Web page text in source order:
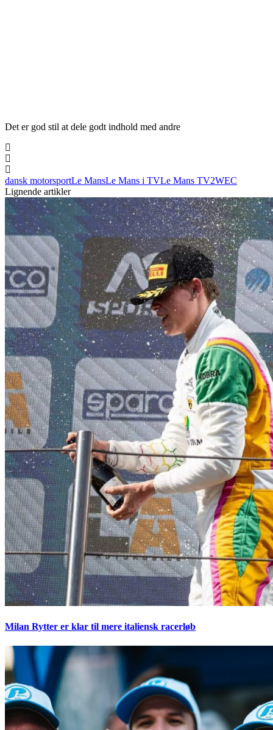
Det er god stil at dele godt indhold med andre
dansk motorsportLe MansLe Mans i TVLe Mans TV2WEC
Lignende artikler
Milan Rytter er klar til mere italiensk racerløb